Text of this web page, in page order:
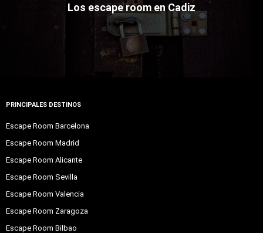
Los escape room en Cadiz
PRINCIPALES DESTINOS
Escape Room Barcelona
Escape Room Madrid
Escape Room Alicante
Escape Room Sevilla
Escape Room Valencia
Escape Room Zaragoza
Escape Room Bilbao